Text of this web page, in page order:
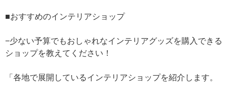
■おすすめのインテリアショップ
−少ない予算でもおしゃれなインテリアグッズを購入できる
ショップを教えてください！
「各地で展開しているインテリアショップを紹介します。